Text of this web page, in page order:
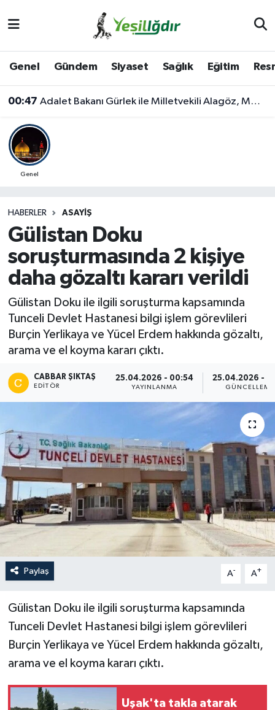
Genel Gündem Siyaset Sağlık Eğitim
00:47 Adalet Bakanı Gürlek ile Milletvekili Alagöz, MHP İl Başkanlığını Ziyaret Etti
Genel
HABERLER ASAYIŞ
Gülistan Doku
soruşturmasında 2 kişiye
daha gözaltı kararı verildi
Gülistan Doku ile ilgili soruşturma kapsamında
Tunceli Devlet Hastanesi bilgi işlem görevlileri
Burçin Yerlikaya ve Yücel Erdem hakkında gözaltı,
arama ve el koyma kararı çıktı.
CABBAR ŞIKTAŞ
EDITÖR
25.04.2026 - 00:54
YAYINLANMA
25.04.2026 -
GÜNCELLEME
Paylaş A- A+
Gülistan Doku ile ilgili soruşturma kapsamında
Tunceli Devlet Hastanesi bilgi işlem görevlileri
Burçin Yerlikaya ve Yücel Erdem hakkında gözaltı,
arama ve el koyma kararı çıktı.
Uşak'ta takla atarak
Iğdır Trafik Yoğunluk Haritası
Süper Lig Puan Durumu ve Fikstür
Son Dakika Haberleri
Haber Arşivi